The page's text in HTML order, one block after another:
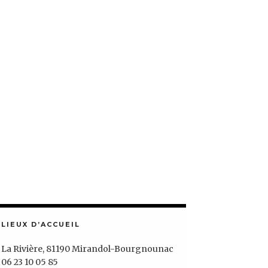
LIEUX D’ACCUEIL
La Rivière, 81190 Mirandol-Bourgnounac
06 23 10 05 85